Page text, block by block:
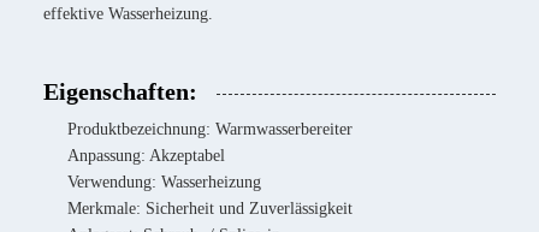
effektive Wasserheizung.
Eigenschaften:
Produktbezeichnung: Warmwasserbereiter
Anpassung: Akzeptabel
Verwendung: Wasserheizung
Merkmale: Sicherheit und Zuverlässigkeit